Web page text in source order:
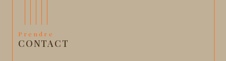
Prendre
CONTACT